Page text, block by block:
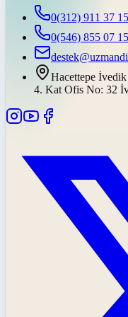
0(312) 911 37 15
0(546) 855 07 15
Hacettepe
4. Kat Ofis No: 32